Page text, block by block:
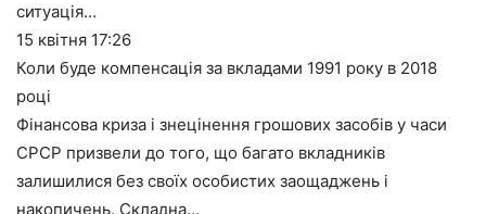
ситуація…
15 квітня 17:26
Коли буде компенсація за вкладами 1991 року в 2018
році
Фінансова криза і знецінення грошових засобів у часи
СРСР призвели до того, що багато вкладників
залишилися без своїх особистих заощаджень і
накопичень. Складна…